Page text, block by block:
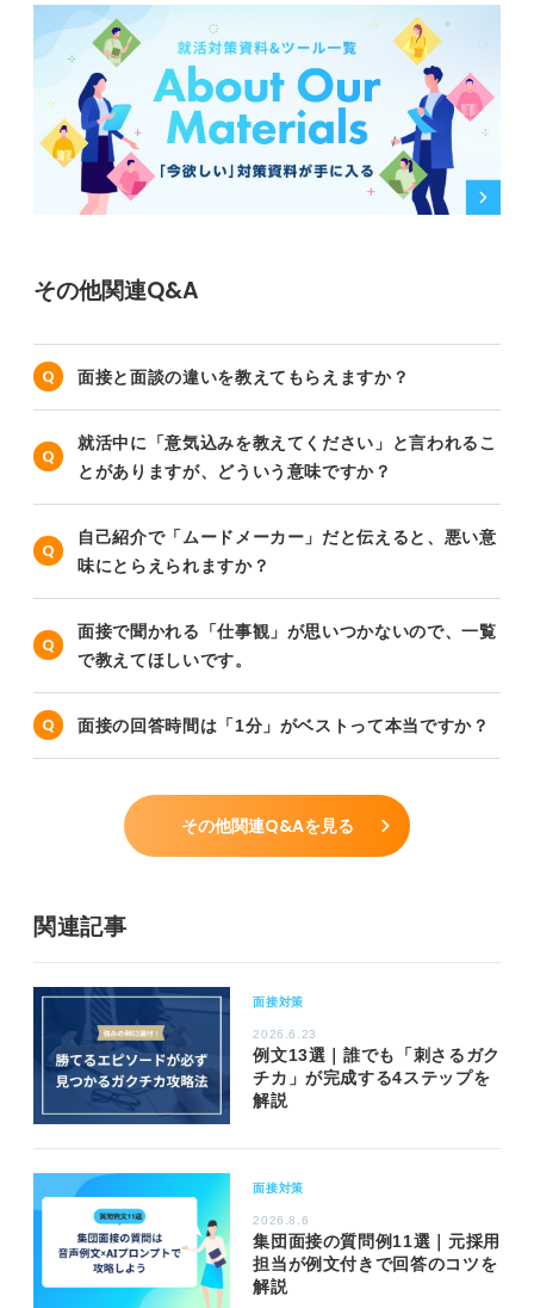
その他関連Q&A
面接と面談の違いを教えてもらえますか？
就活中に「意気込みを教えてください」と言われるこ
とがありますが、どういう意味ですか？
自己紹介で「ムードメーカー」だと伝えると、悪い意
味にとらえられますか？
面接で聞かれる「仕事観」が思いつかないので、一覧
で教えてほしいです。
面接の回答時間は「1分」がベストって本当ですか？
その他関連Q&Aを見る
関連記事
面接対策
2026.6.23
例文13選｜誰でも「刺さるガク
チカ」が完成する4ステップを
解説
面接対策
2026.8.6
集団面接の質問例11選｜元採用
担当が例文付きで回答のコツを
解説